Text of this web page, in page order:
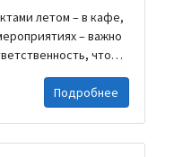
летом – в кафе,
– важно
чтобы
и
аспекты,
Сертификат по
Подробнее